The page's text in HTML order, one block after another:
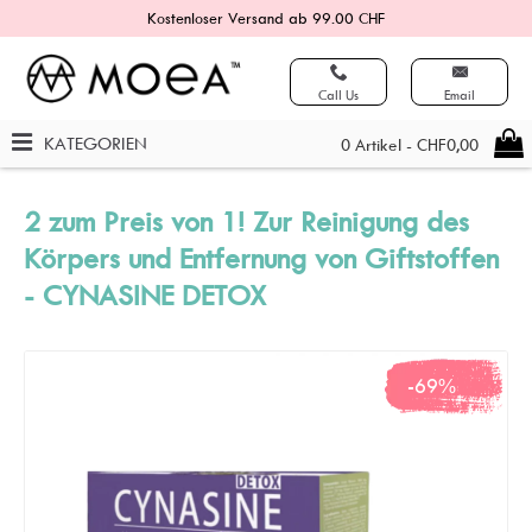
Kostenloser Versand ab 99.00 CHF
Call Us Email
0 Artikel - CHF0,00
KATEGORIEN
2 zum Preis von 1! Zur Reinigung des
Körpers und Entfernung von Giftstoffen
- CYNASINE DETOX
-69%